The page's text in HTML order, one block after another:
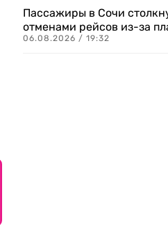
Пассажиры в Сочи
отменами рейсов из-за
06.08.2026 / 19:32